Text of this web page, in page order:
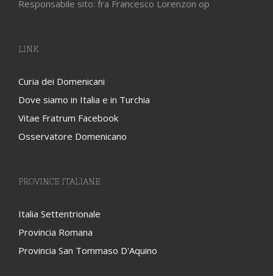
Responsabile sito: fra Francesco Lorenzon op
LINK
Curia dei Domenicani
Dove siamo in Italia e in Turchia
Vitae Fratrum Facebook
Osservatore Domenicano
PROVINCE ITALIANE
Italia Settentrionale
Provincia Romana
Provincia San Tommaso D'Aquino